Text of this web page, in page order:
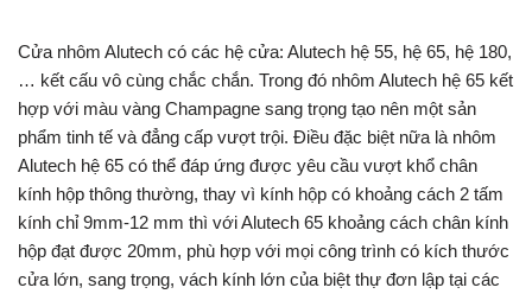
Cửa nhôm Alutech có các hệ cửa: Alutech hệ 55, hệ 65, hệ 180,
… kết cấu vô cùng chắc chắn. Trong đó nhôm Alutech hệ 65 kết
hợp với màu vàng Champagne sang trọng tạo nên một sản
phẩm tinh tế và đẳng cấp vượt trội. Điều đặc biệt nữa là nhôm
Alutech hệ 65 có thể đáp ứng được yêu cầu vượt khổ chân
kính hộp thông thường, thay vì kính hộp có khoảng cách 2 tấm
kính chỉ 9mm-12 mm thì với Alutech 65 khoảng cách chân kính
hộp đạt được 20mm, phù hợp với mọi công trình có kích thước
cửa lớn, sang trọng, vách kính lớn của biệt thự đơn lập tại các